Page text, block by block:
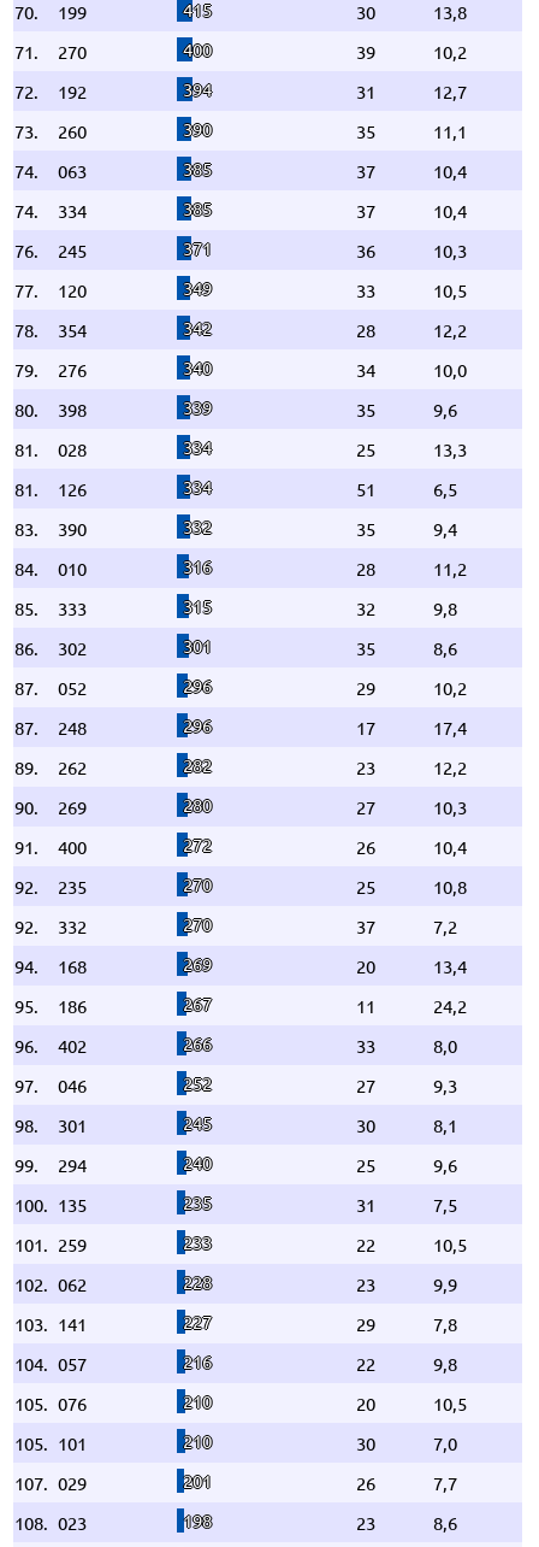
70. 199 415 30
13,8
71.
270 400 39
10,2
72.
192 394 31
12,7
73.
260 390 35
11,1
74.
063 385 37
10,4
74.
334 385 37
10,4
76.
245 371 36
10,3
77.
120 349 33
10,5
78.
354 342 28
12,2
79.
276 340 34
10,0
80.
398 339 35
9,6
81.
028 334 25
13,3
81.
126 334 51
6,5
83.
390 332 35
9,4
84.
010 316 28
11,2
85.
333 315 32
9,8
86.
302 301 35
8,6
87.
052 296 29
10,2
87.
248 296 17
17,4
89.
262 282 23
12,2
90.
269 280 27
10,3
91.
400 272 26
10,4
92.
235 270 25
10,8
92.
332 270 37
7,2
94.
168 269 20
13,4
95.
186 267 11
24,2
96.
402 266 33
8,0
97.
046 252 27
9,3
98.
301 245 30
8,1
99.
294 240 25
9,6
100. 135 235 31
7,5
101. 259 233 22
10,5
102. 062 228 23
9,9
103. 141 227 29
7,8
104. 057 216 22
9,8
105. 076 210 20
10,5
105. 101 210 30
7,0
107. 029 201 26
7,7
108. 023 198 23
8,6